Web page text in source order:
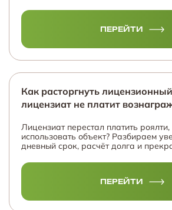
ПЕРЕЙТИ
Как расторгнуть
лицензиат не платит
Лицензиат перестал платить
использовать объект? Разбираем
дневный срок, расчёт долга и
ПЕРЕЙТИ